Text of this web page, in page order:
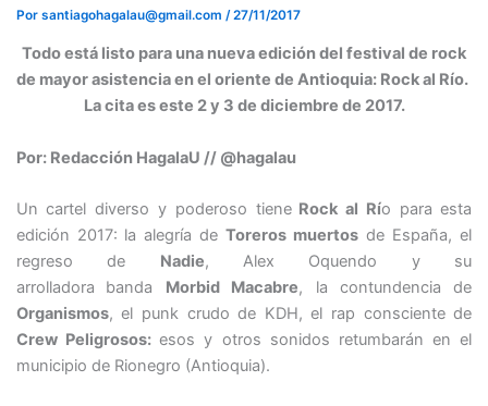
Por santiagohagalau@gmail.com /27/11/2017
Todo está listo para una nueva edición del festival de rock
de mayor asistencia en el oriente de Antioquia: Rock al Río.
La cita es este 2 y 3 de diciembre de 2017.
Por: Redacción HagalaU // @hagalau
Un cartel diverso y poderoso tieneRock al Río para esta
edición 2017: la alegría de Toreros muertosde España, el
regreso de Nadie, Alex Oquendo y su
arrolladora
banda Morbid Macabre, la contundencia de
Organismos, el punk crudo de KDH, el rap consciente de
Crew Peligrosos:esos y otros sonidos retumbarán en el
municipio de Rionegro (Antioquia).